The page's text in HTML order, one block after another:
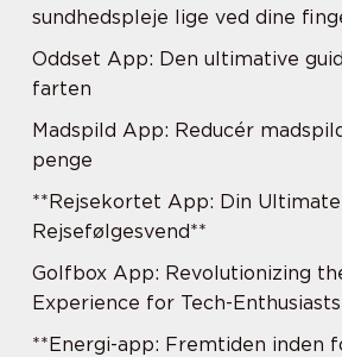
sundhedspleje lige ved dine
Oddset App: Den ultimative
farten
Madspild App: Reducér
penge
**Rejsekortet App: Din Ultimate
Rejsefølgesvend**
Golfbox App: Revolutionizing
Experience for Tech-Enthusiasts
**Energi-app: Fremtiden inden